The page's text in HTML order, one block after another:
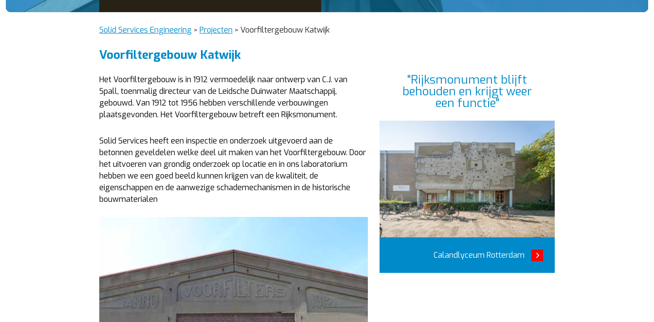
Solid Services Engineering > Projecten > Voorfiltergebouw Katwijk
Voorfiltergebouw Katwijk
Het Voorfiltergebouw is in 1912 vermoedelijk naar ontwerp van C.J. van
Spall, toenmalig directeur van de Leidsche Duinwater Maatschappij,
gebouwd. Van 1912 tot 1956 hebben verschillende verbouwingen
plaatsgevonden. Het Voorfiltergebouw betreft een Rijksmonument.
Solid Services heeft een inspectie en onderzoek uitgevoerd aan de
betonnen geveldelen welke deel uit maken van het Voorfiltergebouw. Door
het uitvoeren van grondig onderzoek op locatie en in ons laboratorium
hebben we een goed beeld kunnen krijgen van de kwaliteit, de
eigenschappen en de aanwezige schademechanismen in de historische
bouwmaterialen
"Rijksmonument blijft
behouden en krijgt weer
een functie"
Calandlyceum Rotterdam